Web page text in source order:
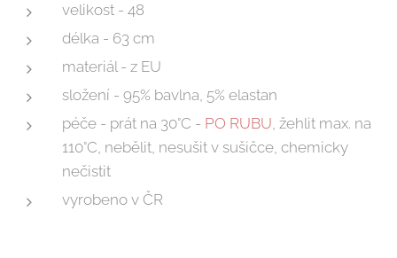
velikost - 48
délka - 63 cm
materiál - z EU
složení - 95% bavlna, 5% elastan
péče - prát na 30°C - PO RUBU, žehlit max. na
110°C, nebělit, nesušit v sušičce, chemicky
nečistit
vyrobeno v ČR